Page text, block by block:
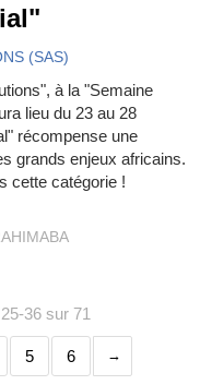
(SAS)
à la "Semaine
lieu du 23 au 28
récompense une
grands enjeux africains.
cette catégorie !
36 sur 71
5 6